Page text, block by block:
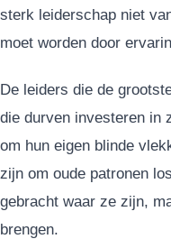
sterk leiderschap niet
moet worden door
De leiders die de
die durven investeren in
om hun eigen blinde
zijn om oude patronen
gebracht waar ze zijn,
brengen.